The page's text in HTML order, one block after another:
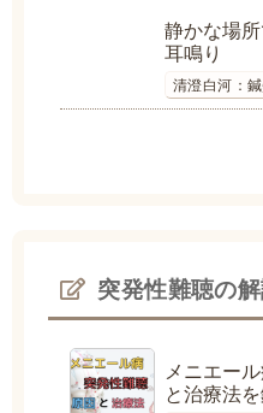
静かな場
耳鳴り
清澄白河：
突発性難聴の
メニエー
と治療法